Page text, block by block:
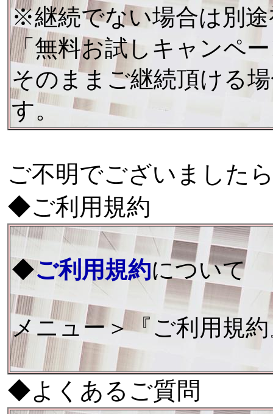
※継続でない場合は別
「無料お試しキャンペ
そのままご継続頂ける
す。
ご不明でございました
◆ご利用規約
◆ご利用規約について
メニュー＞『ご利用規
◆よくあるご質問